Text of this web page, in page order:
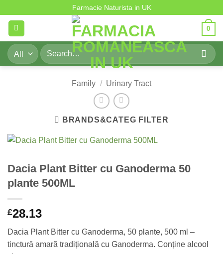
content
Farmacie Naturista in UK
0
Search
for:
Family / Urinary Tract
BRANDS&CATEG FILTER
Dacia Plant Bitter cu Ganoderma 50
plante 500ML
£28.13
Dacia Plant Bitter cu Ganoderma, 50 plante, 500 ml –
tinctură amară tradițională cu Ganoderma. Conține alcool